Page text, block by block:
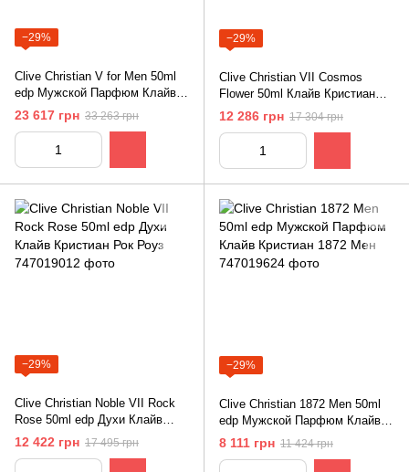
−29%
Clive Christian V for Men 50ml
edр Мужской Парфюм Клайв
Кристиан V
23 617 грн 33 263 грн
−29%
Clive Christian VII Cosmos
Flower 50ml Клайв Кристиан
Космос Флауэр /Космический
12 286 грн 17 304 грн
−29%
Clive Christian Noble VII Rock
Rose 50ml edр Духи Клайв
Кристиан Рок Роуз
12 422 грн 17 495 грн
−29%
Clive Christian 1872 Men 50ml
edр Мужской Парфюм Клайв
Кристиан 1872 Мен
8 111 грн 11 424 грн